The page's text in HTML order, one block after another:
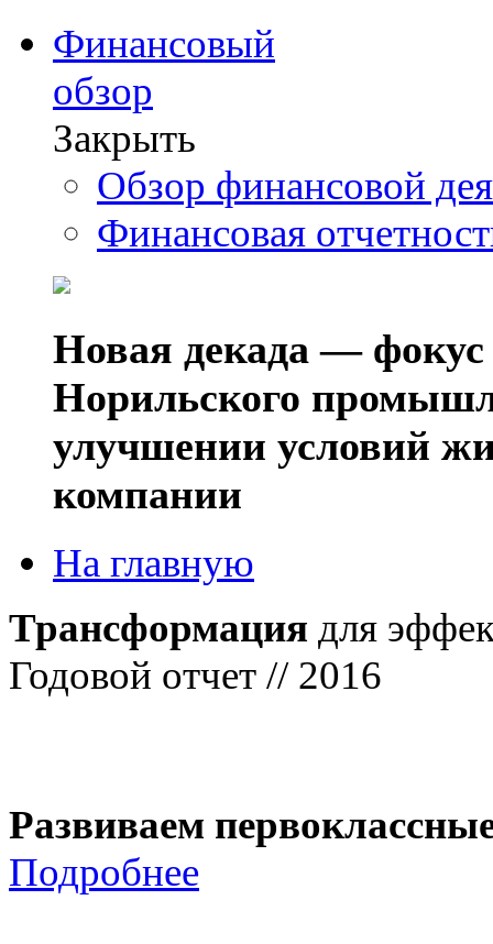
Финансовый
обзор
Закрыть
Обзор финансовой
Финансовая
Новая декада — фокус
Норильского
улучшении условий
компании
На главную
Трансформация для
Годовой отчет // 2016
Развиваем
Подробнее